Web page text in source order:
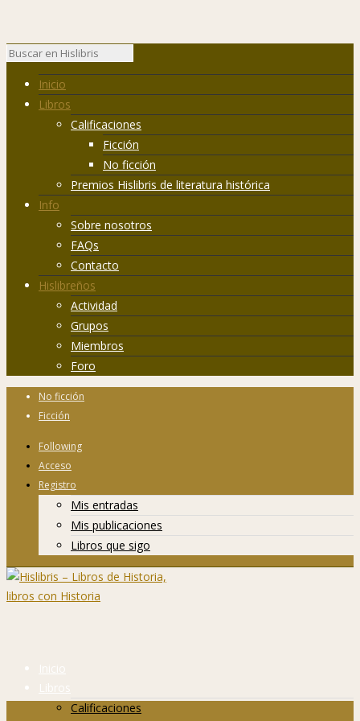
Inicio
Libros
Calificaciones
Ficción
No ficción
Premios Hislibris de literatura histórica
Info
Sobre nosotros
FAQs
Contacto
Hislibreños
Actividad
Grupos
Miembros
Foro
No ficción
Ficción
Following
Acceso
Registro
Mis entradas
Mis publicaciones
Libros que sigo
Inicio
Libros
Calificaciones